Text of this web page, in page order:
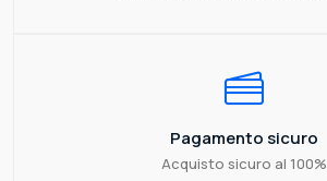
Pagamento sicuro
Acquisto sicuro al 100%